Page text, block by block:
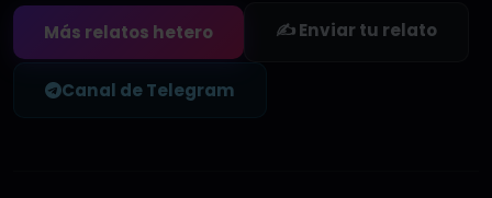
Más relatos hetero ✍️ Enviar tu relato
Canal de Telegram